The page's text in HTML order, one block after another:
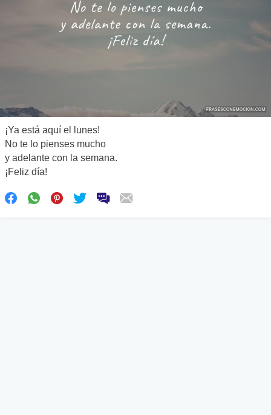
¡Ya está aquí el lunes!
No te lo pienses mucho
y adelante con la semana.
¡Feliz día!